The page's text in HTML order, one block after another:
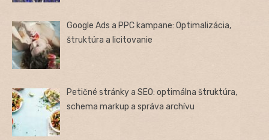
Google Ads a PPC kampane: Optimalizácia,
štruktúra a licitovanie
Petičné stránky a SEO: optimálna štruktúra,
schema markup a správa archívu